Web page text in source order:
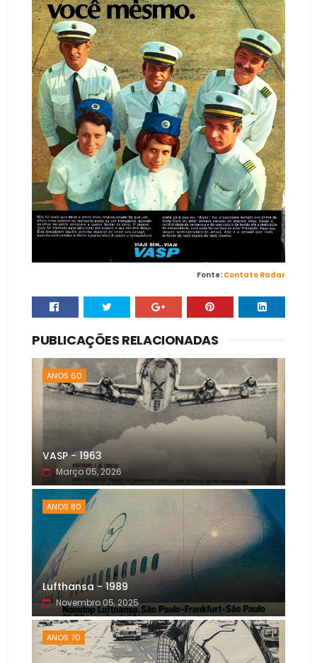
Fonte: Contato Radar
PUBLICAÇÕES RELACIONADAS
ANOS 60
VASP - 1963
Março 05, 2026
ANOS 80
Lufthansa - 1989
Novembro 05, 2025
ANOS 70